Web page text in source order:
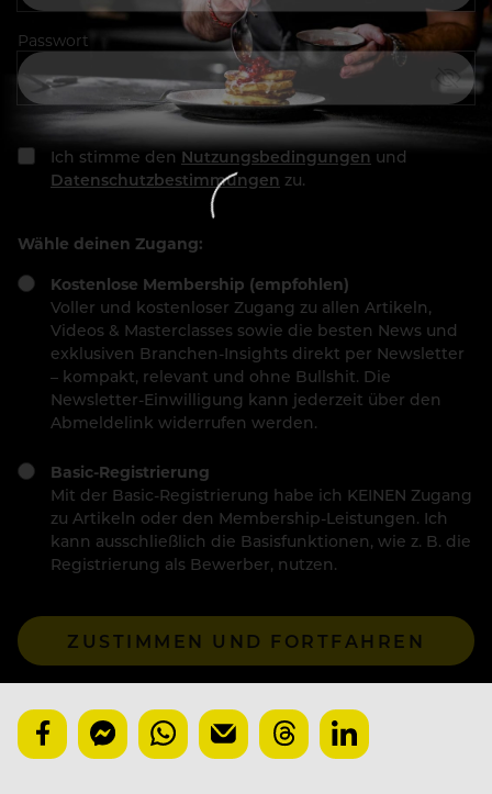
Passwort
Ich stimme den Nutzungsbedingungen und
Datenschutzbestimmungen zu.
Wähle deinen Zugang:
Kostenlose Membership (empfohlen)
Voller und kostenloser Zugang zu allen Artikeln,
Videos & Masterclasses sowie die besten News und
exklusiven Branchen-Insights direkt per Newsletter
– kompakt, relevant und ohne Bullshit. Die
Newsletter-Einwilligung kann jederzeit über den
Abmeldelink widerrufen werden.
Basic-Registrierung
Mit der Basic-Registrierung habe ich KEINEN Zugang
zu Artikeln oder den Membership-Leistungen. Ich
kann ausschließlich die Basisfunktionen, wie z. B. die
Registrierung als Bewerber, nutzen.
ZUSTIMMEN UND FORTFAHREN